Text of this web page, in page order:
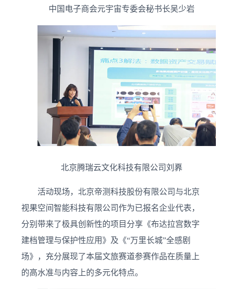
中国电子商会元宇宙专委会秘书长吴少岩
北京腾瑞云文化科技有限公司刘奡
活动现场，北京帝测科技股份有限公司与北京
视果空间智能科技有限公司作为已报名企业代表，
分别带来了极具创新性的项目分享《布达拉宫数字
建档管理与保护性应用》及《“万里长城”全感剧
场》，充分展现了本届文旅赛道参赛作品在质量上
的高水准与内容上的多元化特点。